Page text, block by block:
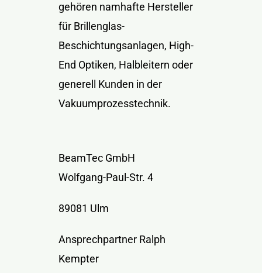
gehören namhafte Hersteller
für Brillenglas-
Beschichtungsanlagen, High-
End Optiken, Halbleitern oder
generell Kunden in der
Vakuumprozesstechnik.
BeamTec GmbH
Wolfgang-Paul-Str. 4
89081 Ulm
Ansprechpartner Ralph
Kempter